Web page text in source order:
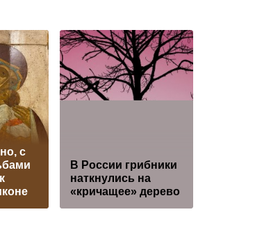
с
В России грибники
наткнулись на
«кричащее» дерево